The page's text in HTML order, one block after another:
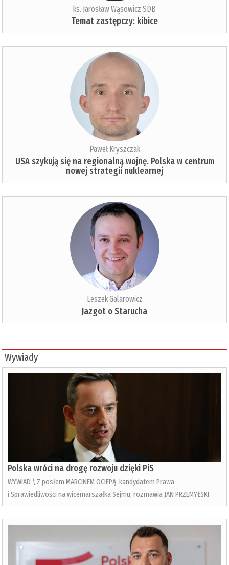
ks. Jarosław Wąsowicz SDB
Temat zastępczy: kibice
Paweł Kryszczak
USA szykują się na regionalną wojnę. Polska w centrum
nowej strategii nuklearnej
Leszek Galarowicz
Jazgot o Starucha
Wywiady
Polska wróci na drogę rozwoju dzięki PiS
WYWIAD \ Z posłem MARCINEM OCIEPĄ, kandydatem Prawa
i Sprawiedliwości na wicemarszałka Sejmu, rozmawia JAN PRZEMYŁSKI